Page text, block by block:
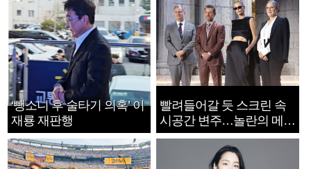
‘뺑소니 후 술타기 의혹’ 이
재룡 재판행
빨려들어갈 듯 스크린 속
시공간 변주…놀란의 메시
지는 ‘전쟁 속죄’